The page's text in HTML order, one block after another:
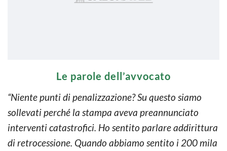
Le parole dell’avvocato
“Niente punti di penalizzazione? Su questo siamo
sollevati perché la stampa aveva preannunciato
interventi catastrofici. Ho sentito parlare addirittura
di retrocessione. Quando abbiamo sentito i 200 mila